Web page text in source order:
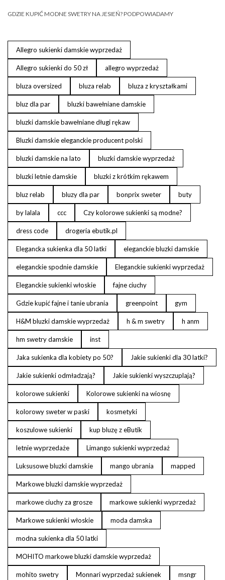
GDZIE KUPIĆ MODNE SWETRY NA JESIEŃ? PODPOWIADAMY
Allegro sukienki damskie wyprzedaż
Allegro sukienki do 50 zł allegro wyprzedaż
bluza oversized bluza relab bluza z kryształkami
bluz dla par bluzki bawełniane damskie
bluzki damskie bawełniane długi rękaw
Bluzki damskie eleganckie producent polski
bluzki damskie na lato bluzki damskie wyprzedaż
bluzki letnie damskie bluzki z krótkim rękawem
bluz relab bluzy dla par bonprix sweter buty
by lalala ccc Czy kolorowe sukienki są modne?
dress code drogeria ebutik.pl
Elegancka sukienka dla 50 latki eleganckie bluzki damskie
eleganckie spodnie damskie Eleganckie sukienki wyprzedaż
Eleganckie sukienki włoskie fajne ciuchy
Gdzie kupić fajne i tanie ubrania greenpoint gym
H&M bluzki damskie wyprzedaż h & m swetry h anm
hm swetry damskie inst
Jaka sukienka dla kobiety po 50? Jakie sukienki dla 30 latki?
Jakie sukienki odmładzają? Jakie sukienki wyszczuplają?
kolorowe sukienki Kolorowe sukienki na wiosnę
kolorowy sweter w paski kosmetyki
koszulowe sukienki kup bluzę z eButik
letnie wyprzedaże Limango sukienki wyprzedaż
Luksusowe bluzki damskie mango ubrania mapped
Markowe bluzki damskie wyprzedaż
markowe ciuchy za grosze markowe sukienki wyprzedaż
Markowe sukienki włoskie moda damska
modna sukienka dla 50 latki
MOHITO markowe bluzki damskie wyprzedaż
mohito swetry Monnari wyprzedaż sukienek msngr